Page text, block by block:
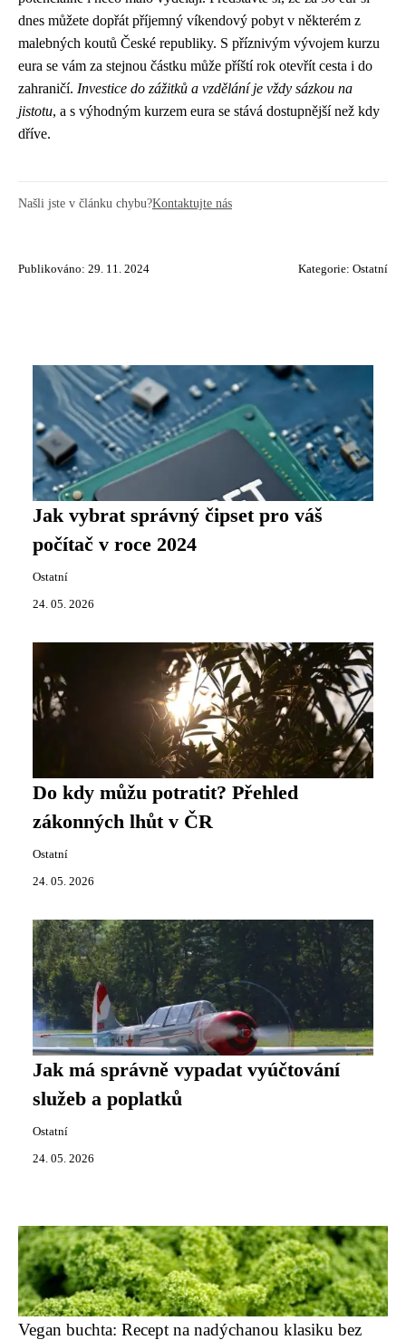
dnes můžete dopřát příjemný víkendový pobyt v některém z
malebných koutů České republiky. S příznivým vývojem kurzu
eura se vám za stejnou částku může příští rok otevřít cesta i do
zahraničí. Investice do zážitků a vzdělání je vždy sázkou na
jistotu, a s výhodným kurzem eura se stává dostupnější než kdy
dříve.
Našli jste v článku chybu?Kontaktujte nás
Publikováno: 29. 11. 2024 Kategorie: Ostatní
Jak vybrat správný čipset pro váš
počítač v roce 2024
Ostatní
24. 05. 2026
Do kdy můžu potratit? Přehled
zákonných lhůt v ČR
Ostatní
24. 05. 2026
Jak má správně vypadat vyúčtování
služeb a poplatků
Ostatní
24. 05. 2026
Vegan buchta: Recept na nadýchanou klasiku bez